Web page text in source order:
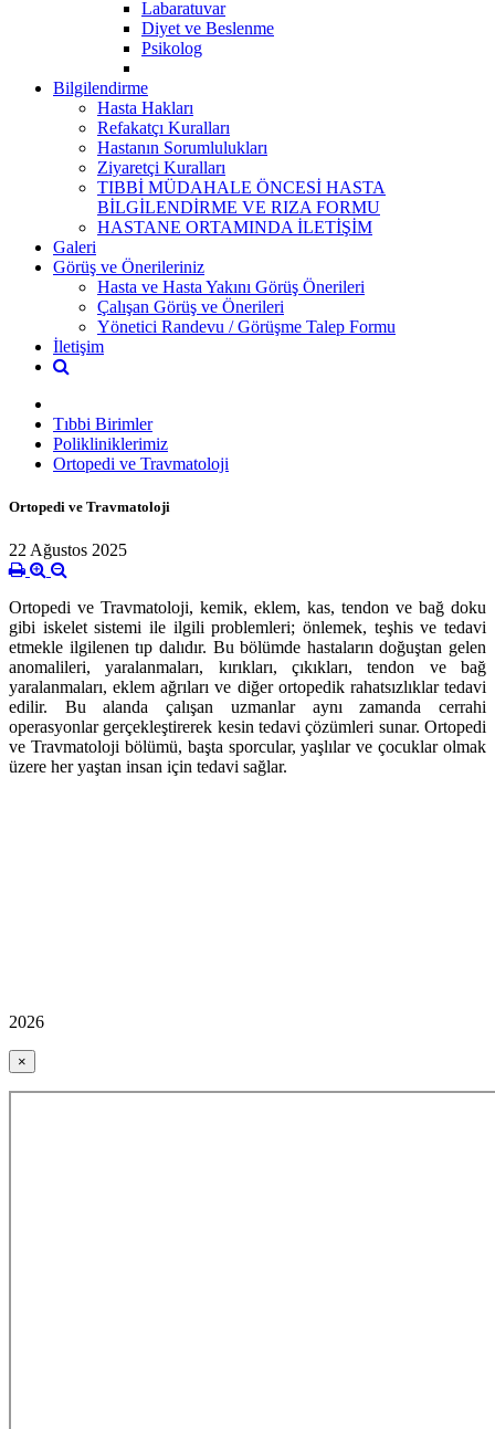
Labaratuvar
Diyet ve Beslenme
Psikolog
Bilgilendirme
Hasta Hakları
Refakatçı Kuralları
Hastanın Sorumlulukları
Ziyaretçi Kuralları
TIBBİ MÜDAHALE ÖNCESİ HASTA
BİLGİLENDİRME VE RIZA FORMU
HASTANE ORTAMINDA İLETİŞİM
Galeri
Görüş ve Önerileriniz
Hasta ve Hasta Yakını Görüş Önerileri
Çalışan Görüş ve Önerileri
Yönetici Randevu / Görüşme Talep Formu
İletişim
Tıbbi Birimler
Polikliniklerimiz
Ortopedi ve Travmatoloji
Ortopedi ve Travmatoloji
22 Ağustos 2025
Ortopedi ve Travmatoloji, kemik, eklem, kas, tendon ve bağ doku
gibi iskelet sistemi ile ilgili problemleri; önlemek, teşhis ve tedavi
etmekle ilgilenen tıp dalıdır. Bu bölümde hastaların doğuştan gelen
anomalileri, yaralanmaları, kırıkları, çıkıkları, tendon ve bağ
yaralanmaları, eklem ağrıları ve diğer ortopedik rahatsızlıklar tedavi
edilir. Bu alanda çalışan uzmanlar aynı zamanda cerrahi
operasyonlar gerçekleştirerek kesin tedavi çözümleri sunar. Ortopedi
ve Travmatoloji bölümü, başta sporcular, yaşlılar ve çocuklar olmak
üzere her yaştan insan için tedavi sağlar.
2026
×